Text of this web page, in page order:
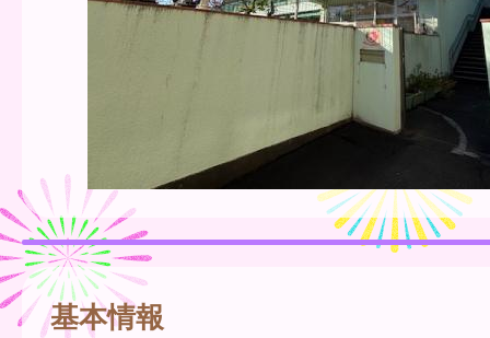
基本情報